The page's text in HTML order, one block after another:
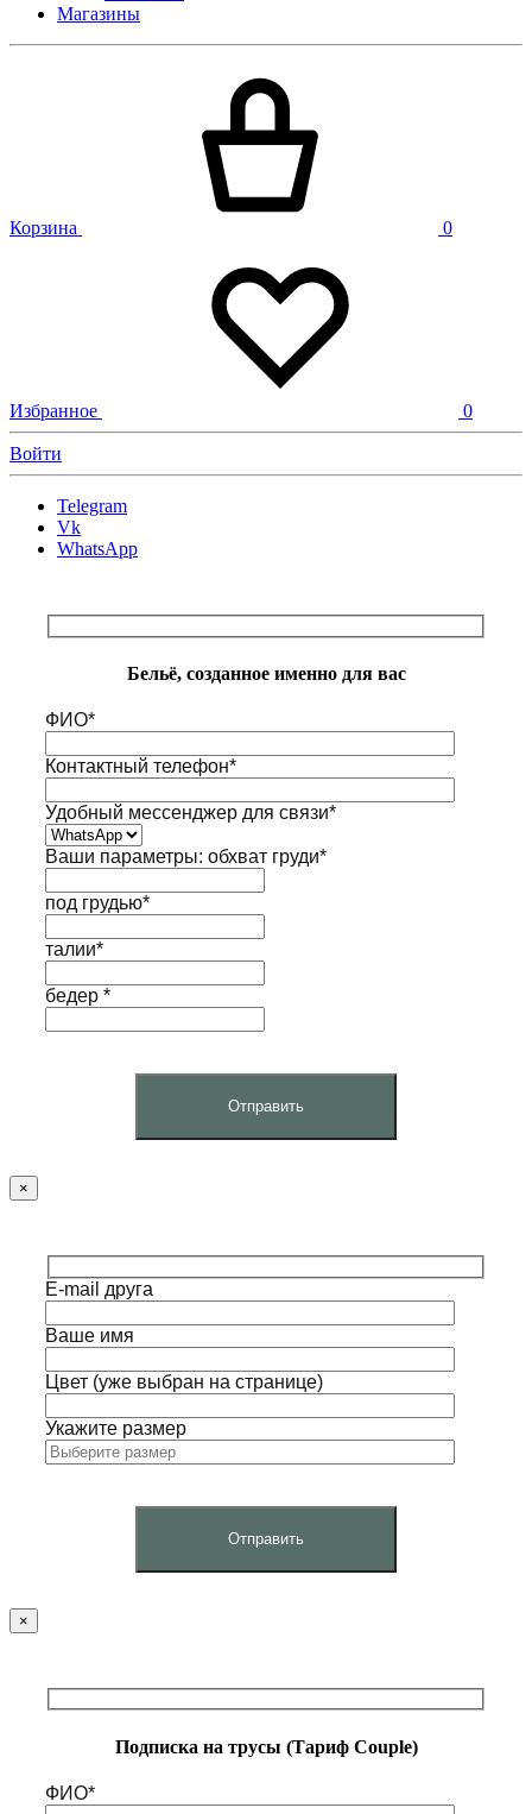
Магазины
Корзина 0
Избранное 0
Войти
Telegram
Vk
WhatsApp
Бельё, созданное именно для вас
ФИО*
Контактный телефон*
Удобный мессенджер для связи*
Ваши параметры: обхват груди*
под грудью*
талии*
бедер *
×
E-mail друга
Ваше имя
Цвет (уже выбран на странице)
Укажите размер
×
Подписка на трусы (Тариф Couple)
ФИО*